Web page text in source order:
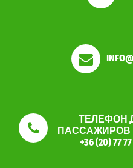
ТЕЛЕФОН
ПАССАЖИРОВ
+36 (20) 77